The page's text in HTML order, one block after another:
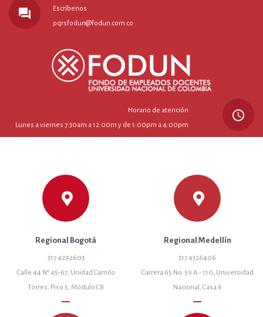
forum
Escríbenos
pqrsfodun@fodun.com.co
Horario de atención
Lunes a viernes 7:30am a 12:00m y de 1:00pm a 4:00pm
query_builder
Regional Bogotá
317 4292603
Calle 44 Nº 45-67, Unidad Camilo
Torres, Piso 5, Módulo C8
remove
Regional Medellín
317 4326406
Carrera 65 No. 59 A - 110, Universidad
Nacional, Casa 6
remove